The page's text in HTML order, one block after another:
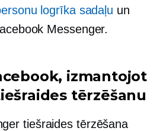
logrīka sadaļu un
Messenger.
izmantojot
tērzēšanu
tiešraides tērzēšana